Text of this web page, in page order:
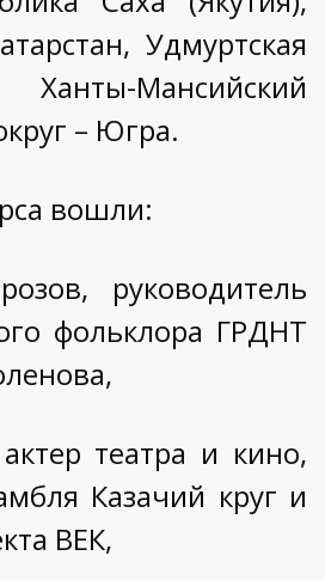
Удмуртская
Ханты-Мансийский
– Югра.
вошли:
руководитель
фольклора ГРДНТ
театра и кино,
Казачий круг и
ВЕК,